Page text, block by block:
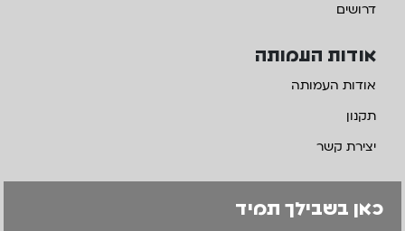
אודות העמותה
אודות העמותה
תקנון
יצירת קשר
דרושים
כאן בשבילך תמיד